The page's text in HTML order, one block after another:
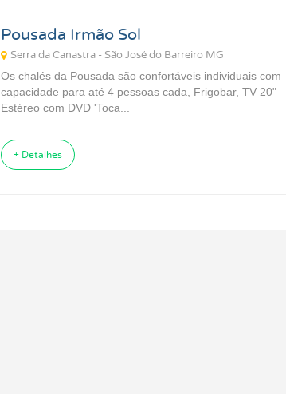
Pousada Irmão Sol
Serra da Canastra - São José do Barreiro MG
Os chalés da Pousada são confortáveis individuais com
capacidade para até 4 pessoas cada, Frigobar, TV 20"
Estéreo com DVD 'Toca...
+ Detalhes